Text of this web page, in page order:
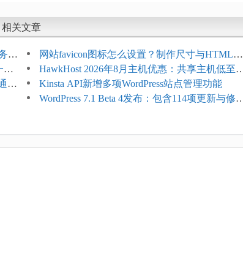
相关文章
积
网站favicon图标怎么设置？制作尺寸与HTML添
加方法
支
HawkHost 2026年8月主机优惠：共享主机低至
$2.61/月，高性能主机同步折扣
更
Kinsta API新增多项WordPress站点管理功能
WordPress 7.1 Beta 4发布：包含114项更新与修